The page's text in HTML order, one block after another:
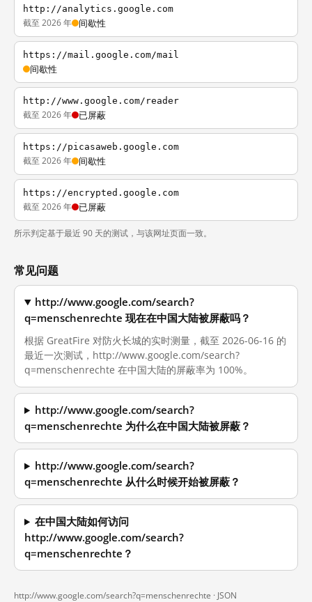
http://analytics.google.com
截至 2026 年 间歇性
https://mail.google.com/mail
间歇性
http://www.google.com/reader
截至 2026 年 已屏蔽
https://picasaweb.google.com
截至 2026 年 间歇性
https://encrypted.google.com
截至 2026 年 已屏蔽
所示判定基于最近 90 天的测试，与该网址页面一致。
常见问题
http://www.google.com/search?
q=menschenrechte 现在在中国大陆被屏蔽吗？
根据 GreatFire 对防火长城的实时测量，截至 2026-06-16 的
最近一次测试，http://www.google.com/search?
q=menschenrechte 在中国大陆的屏蔽率为 100%。
http://www.google.com/search?
q=menschenrechte 为什么在中国大陆被屏蔽？
http://www.google.com/search?
q=menschenrechte 从什么时候开始被屏蔽？
在中国大陆如何访问
http://www.google.com/search?
q=menschenrechte？
http://www.google.com/search?q=menschenrechte · JSON